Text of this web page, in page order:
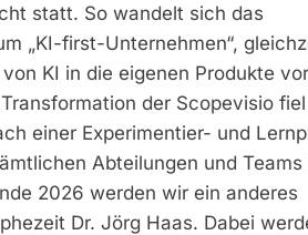
statt. So wandelt sich das
„KI-first-Unternehmen“,
KI in die eigenen Produkte
der Scopevisio
einer Experimentier- und
Abteilungen und Teams
2026 werden wir ein anderes
Dr. Jörg Haas. Dabei